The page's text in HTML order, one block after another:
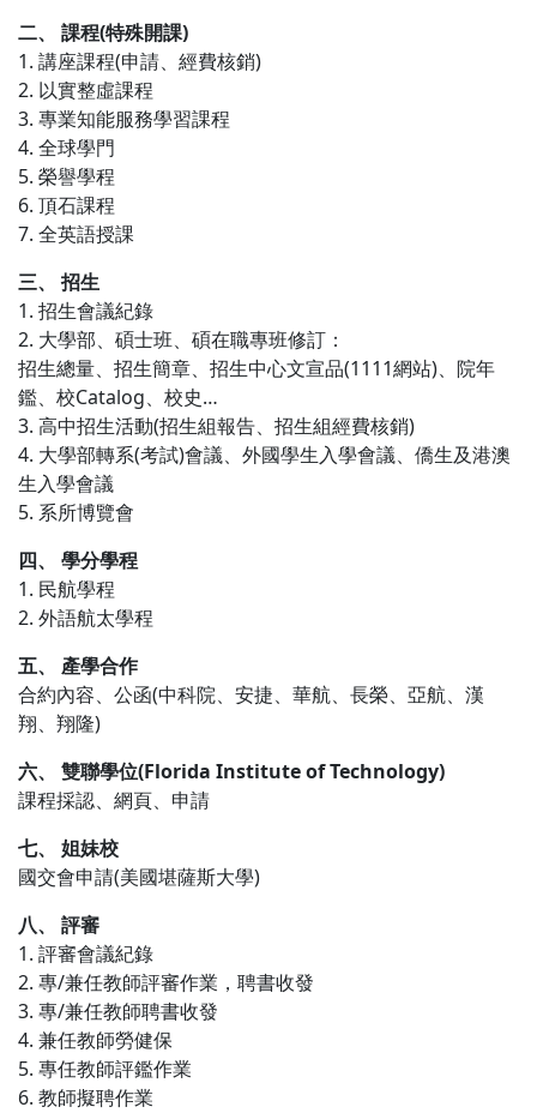
二、 課程(特殊開課)
1. 講座課程(申請、經費核銷)
2. 以實整虛課程
3. 專業知能服務學習課程
4. 全球學門
5. 榮譽學程
6. 頂石課程
7. 全英語授課
三、 招生
1. 招生會議紀錄
2. 大學部、碩士班、碩在職專班修訂：
招生總量、招生簡章、招生中心文宣品(1111網站)、院年
鑑、校Catalog、校史…
3. 高中招生活動(招生組報告、招生組經費核銷)
4. 大學部轉系(考試)會議、外國學生入學會議、僑生及港澳
生入學會議
5. 系所博覽會
四、 學分學程
1. 民航學程
2. 外語航太學程
五、 產學合作
合約內容、公函(中科院、安捷、華航、長榮、亞航、漢
翔、翔隆)
六、 雙聯學位(Florida Institute of Technology)
課程採認、網頁、申請
七、 姐妹校
國交會申請(美國堪薩斯大學)
八、 評審
1. 評審會議紀錄
2. 專/兼任教師評審作業，聘書收發
3. 專/兼任教師聘書收發
4. 兼任教師勞健保
5. 專任教師評鑑作業
6. 教師擬聘作業